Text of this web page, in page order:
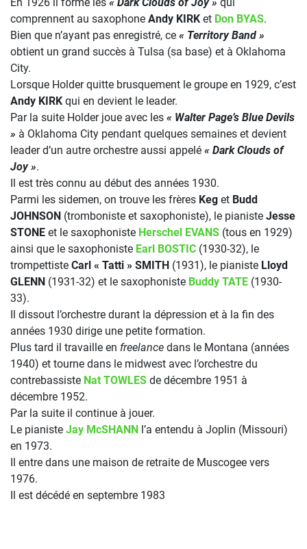
comprennent au saxophone Andy KIRK et Don BYAS.
Bien que n’ayant pas enregistré, ce « Territory Band »
obtient un grand succès à Tulsa (sa base) et à Oklahoma
City.
Lorsque Holder quitte brusquement le groupe en 1929, c’est
Andy KIRK qui en devient le leader.
Par la suite Holder joue avec les « Walter Page’s Blue Devils
» à Oklahoma City pendant quelques semaines et devient
leader d’un autre orchestre aussi appelé « Dark Clouds of
Joy ».
Il est très connu au début des années 1930.
Parmi les sidemen, on trouve les frères Keg et Budd
JOHNSON (tromboniste et saxophoniste), le pianiste Jesse
STONE et le saxophoniste Herschel EVANS (tous en 1929)
ainsi que le saxophoniste Earl BOSTIC (1930-32), le
trompettiste Carl « Tatti » SMITH (1931), le pianiste Lloyd
GLENN (1931-32) et le saxophoniste Buddy TATE (1930-
33).
Il dissout l’orchestre durant la dépression et à la fin des
années 1930 dirige une petite formation.
Plus tard il travaille en freelance dans le Montana (années
1940) et tourne dans le midwest avec l’orchestre du
contrebassiste Nat TOWLES de décembre 1951 à
décembre 1952.
Par la suite il continue à jouer.
Le pianiste Jay McSHANN l’a entendu à Joplin (Missouri)
en 1973.
Il entre dans une maison de retraite de Muscogee vers
1976.
Il est décédé en septembre 1983